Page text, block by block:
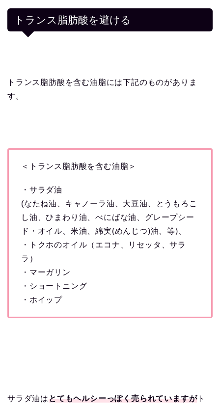
トランス脂肪酸を避ける
トランス脂肪酸を含む油脂には下記のものがありま
す。
＜トランス脂肪酸を含む油脂＞
・サラダ油
(なたね油、キャノーラ油、大豆油、とうもろこ
し油、ひまわり油、べにばな油、グレープシー
ド・オイル、米油、綿実(めんじつ)油、等)、
・トクホのオイル（エコナ、リセッタ、サラ
ラ）
・マーガリン
・ショートニング
・ホイップ
サラダ油はとてもヘルシーっぽく売られていますがト